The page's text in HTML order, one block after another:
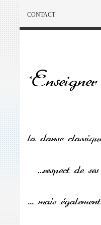
CONTACT